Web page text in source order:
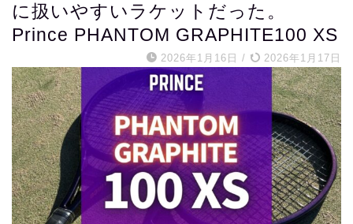
に扱いやすいラケットだった。
Prince PHANTOM GRAPHITE100 XS
2026年1月16日 / 2026年1月17日